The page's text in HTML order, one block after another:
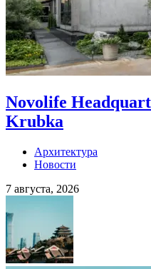
Novolife
Krubka
Архитектура
Новости
7 августа, 2026